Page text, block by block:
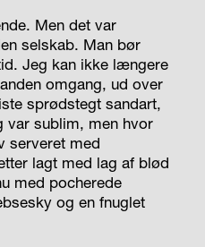
Men det var
selskab. Man bør
Jeg kan ikke længere
omgang, ud over
sprødstegt sandart,
var sublim, men hvor
serveret med
lagt med lag af blød
med pocherede
og en fnuglet